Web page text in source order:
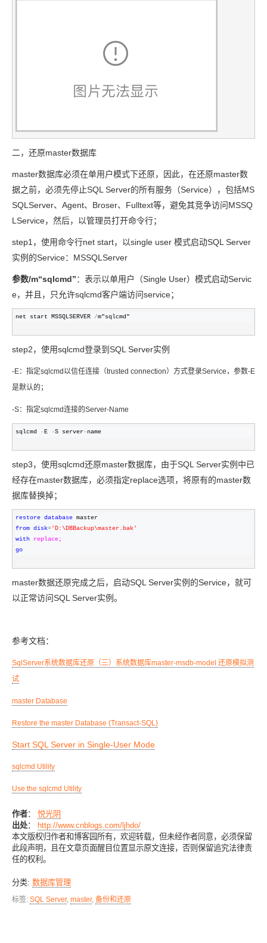
二，还原master数据库
master数据库必须在单用户模式下还原，因此，在还原master数
据之前，必须先停止SQL Server的所有服务（Service），包括MS
SQLServer、Agent、Broser、Fulltext等，避免其竞争访问MSSQ
LService，然后，以管理员打开命令行；
step1，使用命令行net start，以single user 模式启动SQL Server
实例的Service：MSSQLServer
参数/m“sqlcmd”：表示以单用户（Single User）模式启动Servic
e，并且，只允许sqlcmd客户端访问service；
net start MSSQLSERVER /m"sqlcmd"
step2，使用sqlcmd登录到SQL Server实例
-E：指定sqlcmd以信任连接（trusted connection）方式登录Service，参数-E
是默认的；
-S：指定sqlcmd连接的Server-Name
sqlcmd -E -S server-name
step3，使用sqlcmd还原master数据库，由于SQL Server实例中已
经存在master数据库，必须指定replace选项，将原有的master数
据库替换掉；
restore database
from disk=' D:\DBBackup\master.bak'
with
replace;
go
master数据还原完成之后，启动SQL Server实例的Service，就可
以正常访问SQL Server实例。
参考文档：
SqlServer系统数据库还原（三）系统数据库master-msdb-model 还原模拟测
试
master Database
Restore the master Database (Transact-SQL)
Start SQL Server in Single-User Mode
sqlcmd Utility
Use the sqlcmd Utility
作者： 悦光阴
出处：
http://www.cnblogs.com/ljhdo/
本文版权归作者和博客园所有，欢迎转载，但未经作者同意，必须保留
此段声明，且在文章页面醒目位置显示原文连接，否则保留追究法律责
任的权利。
分类: 数据库管理
标签: SQL Server, master, 备份和还原